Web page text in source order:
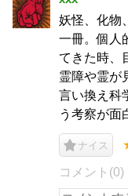
妖怪、化物
一冊。個人
てきた時、
霊障や霊が
言い換え科
う考察が面
ナイス
コメント(0)